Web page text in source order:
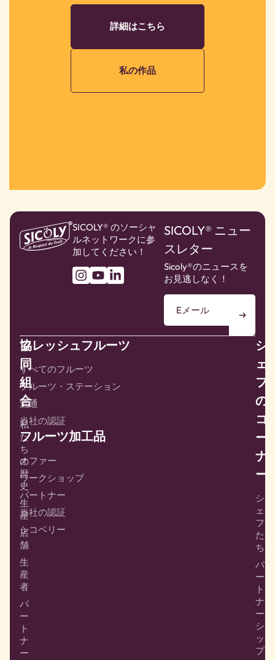
詳細はこちら
私の作品
SICOLY® のソーシャ
ルネットワークに参
加してください！
SICOLY® ニュー
スレター
Sicoly®のニュースを
お見逃しなく！
協
同
組
合
私
た
ち
の
歴
史
生
産
店
舗
生
産
者
パ
ー
ト
ナ
ー
フレッシュフルーツ
すべてのフルーツ
フルーツ・ステーション
流通
当社の認証
フルーツ加工品
オファー
ワークショップ
パートナー
当社の認証
シコベリー
シ
ェ
フ
の
コ
ー
ナ
ー
シ
ェ
フ
た
ち
パ
ー
ト
ナ
ー
シ
ッ
プ